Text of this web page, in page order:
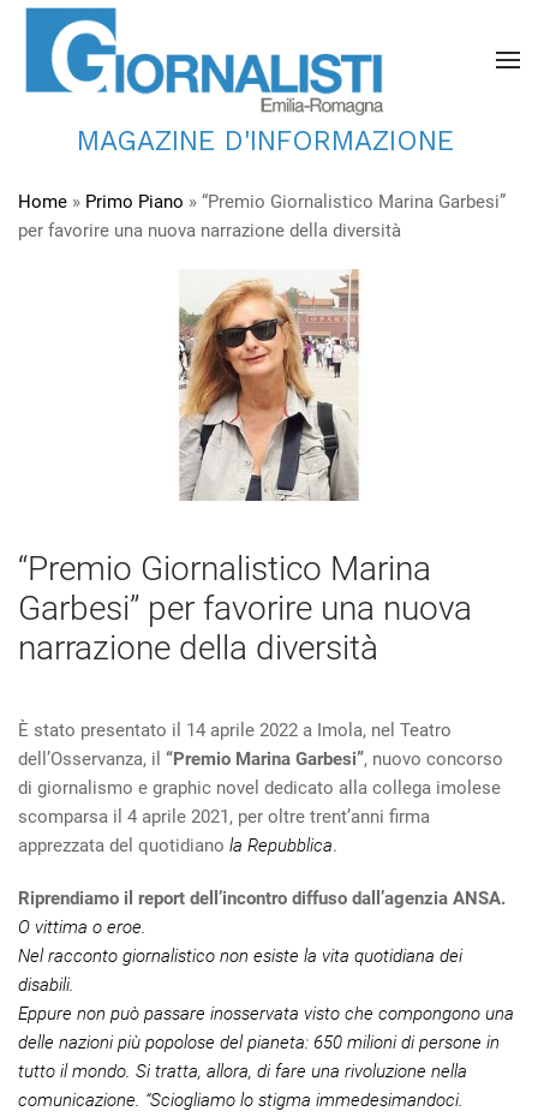
MAGAZINE D'INFORMAZIONE
Home » Primo Piano » “Premio Giornalistico Marina Garbesi”
per favorire una nuova narrazione della diversità
“Premio Giornalistico Marina
Garbesi” per favorire una nuova
narrazione della diversità
È stato presentato il 14 aprile 2022 a Imola, nel Teatro
dell’Osservanza, il “Premio Marina Garbesi”, nuovo concorso
di giornalismo e graphic novel dedicato alla collega imolese
scomparsa il 4 aprile 2021, per oltre trent’anni firma
apprezzata del quotidiano la Repubblica.
Riprendiamo il report dell’incontro diffuso dall’agenzia ANSA.
O vittima o eroe.
Nel racconto giornalistico non esiste la vita quotidiana dei
disabili.
Eppure non può passare inosservata visto che compongono una
delle nazioni più popolose del pianeta: 650 milioni di persone in
tutto il mondo. Si tratta, allora, di fare una rivoluzione nella
comunicazione. “Sciogliamo lo stigma immedesimandoci.